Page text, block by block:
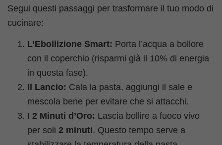
Segui questi passaggi per trasformare il tuo modo di
cucinare:
L’Ebollizione Smart: Porta l’acqua a bollore
con il coperchio (risparmi già il 10% di energia
in questa fase).
Il Lancio: Cala la pasta, aggiungi il sale e
mescola bene per evitare che si attacchi.
I 2 Minuti d’Oro: Lascia bollire a fuoco vivo
per soli 2 minuti. Questo tempo serve a